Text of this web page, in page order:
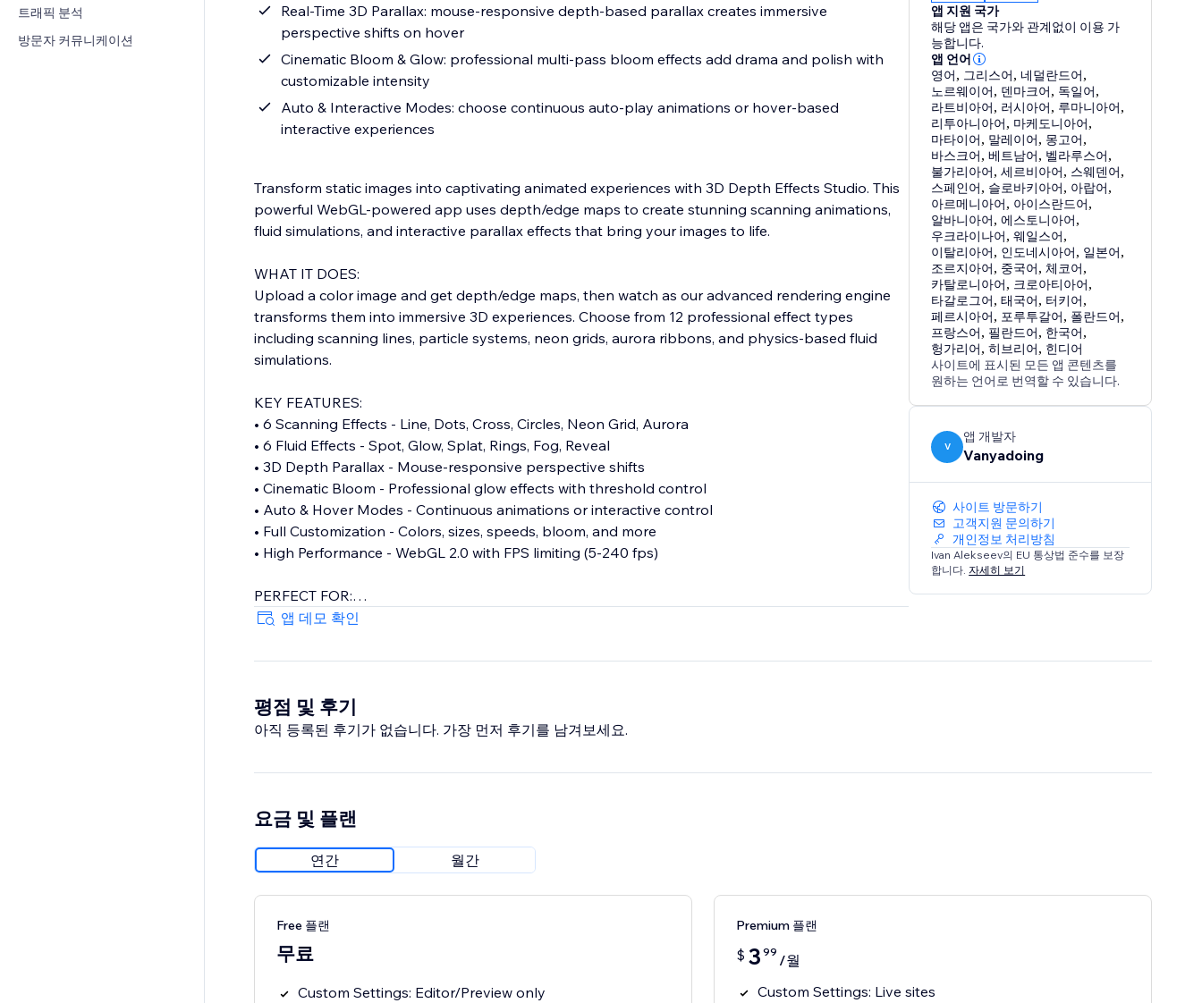
트래픽 분석
방문자 커뮤니케이션
Real-Time 3D Parallax: mouse-responsive depth-based parallax creates immersive
perspective shifts on hover
Cinematic Bloom & Glow: professional multi-pass bloom effects add drama and polish with
customizable intensity
Auto & Interactive Modes: choose continuous auto-play animations or hover-based
interactive experiences
Transform static images into captivating animated experiences with 3D Depth Effects Studio. This
powerful WebGL-powered app uses depth/edge maps to create stunning scanning animations,
fluid simulations, and interactive parallax effects that bring your images to life.
WHAT IT DOES:
Upload a color image and get depth/edge maps, then watch as our advanced rendering engine
transforms them into immersive 3D experiences. Choose from 12 professional effect types
including scanning lines, particle systems, neon grids, aurora ribbons, and physics-based fluid
simulations.
KEY FEATURES:
• 6 Scanning Effects - Line, Dots, Cross, Circles, Neon Grid, Aurora
• 6 Fluid Effects - Spot, Glow, Splat, Rings, Fog, Reveal
• 3D Depth Parallax - Mouse-responsive perspective shifts
• Cinematic Bloom - Professional glow effects with threshold control
• Auto & Hover Modes - Continuous animations or interactive control
• Full Customization - Colors, sizes, speeds, bloom, and more
• High Performance - WebGL 2.0 with FPS limiting (5-240 fps)
PERFECT FOR:
Creative portfolios, product showcases, artistic presentations, interactive storytelling, and any
앱 데모 확인
앱 지원 국가
해당 앱은 국가와 관계없이 이용 가
능합니다.
앱 언어
영어, 그리스어, 네덜란드어,
노르웨이어, 덴마크어, 독일어,
라트비아어, 러시아어, 루마니아어,
리투아니아어, 마케도니아어,
마타이어, 말레이어, 몽고어,
바스크어,베트남어, 벨라루스어,
불가리아어,세르비아어, 스웨덴어,
스페인어, 슬로바키아어, 아랍어,
아르메니아어, 아이스란드어,
알바니아어,에스토니아어,
우크라이나어,웨일스어,
이탈리아어, 인도네시아어, 일본어,
조르지아어, 중국어, 체코어,
카탈로니아어, 크로아티아어,
타갈로그어,태국어, 터키어,
페르시아어, 포루투갈어, 폴란드어,
프랑스어, 필란드어, 한국어,
헝가리어,히브리어, 힌디어
사이트에 표시된 모든 앱 콘텐츠를
원하는 언어로 번역할 수 있습니다.
V
앱 개발자
Vanyadoing
사이트 방문하기
고객지원 문의하기
개인정보 처리방침
Ivan Alekseev의 EU 통상법 준수를 보장
합니다.자세히 보기
평점 및 후기
아직 등록된 후기가 없습니다. 가장 먼저 후기를 남겨보세요.
요금 및 플랜
연간 월간
Free 플랜
무료
Custom Settings: Editor/Preview only
Premium 플랜
$ 3 99 /월
Custom Settings: Live sites